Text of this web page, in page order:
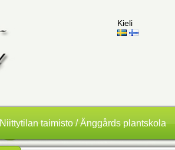
Kieli
Niittytilan taimisto / Änggårds plantskola